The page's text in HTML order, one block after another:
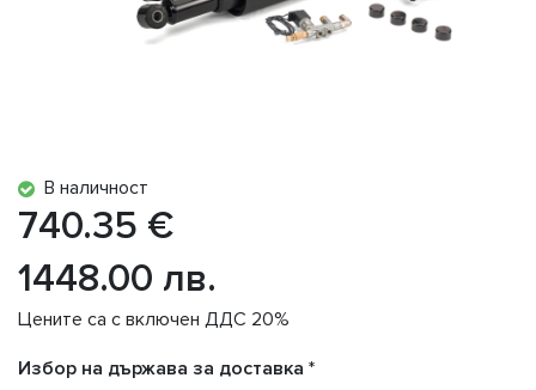
В наличност
740.35 €
1448.00 лв.
Цените са с включен ДДС 20%
Избор на държава за доставка *